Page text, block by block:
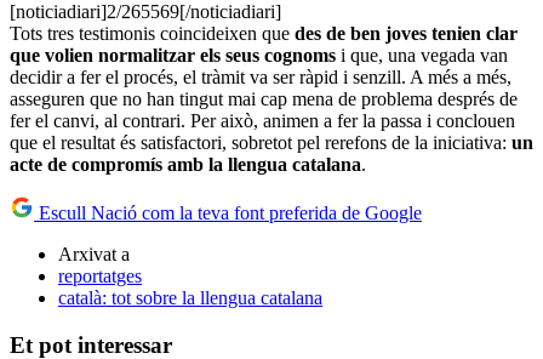
[noticiadiari]2/265569[/noticiadiari]
Tots tres testimonis coincideixen que des de ben joves tenien clar
que volien normalitzar els seus cognoms i que, una vegada van
decidir a fer el procés, el tràmit va ser ràpid i senzill. A més a més,
asseguren que no han tingut mai cap mena de problema després de
fer el canvi, al contrari. Per això, animen a fer la passa i conclouen
que el resultat és satisfactori, sobretot pel rerefons de la iniciativa: un
acte de compromís amb la llengua catalana.
Escull Nació com la teva font preferida de Google
Arxivat a
reportatges
català: tot sobre la llengua catalana
Et pot interessar